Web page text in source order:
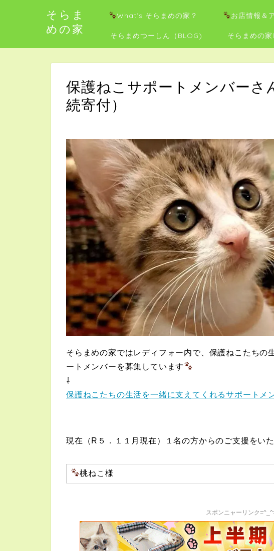
そらま
めの家
What’s そらまめの家？ お店情報＆
そらまめつーしん（BLOG) そらまめの
保護ねこサポートメンバーさ
続寄付）
そらまめの家ではレディフォー内で、保護ねこたちの
ートメンバーを募集しています
⇩
保護ねこたちの生活を一緒に支えてくれるサポートメ
現在（R５．１１月現在） １名の方からのご支援をい
桃ねこ様
スポンニャーリンク